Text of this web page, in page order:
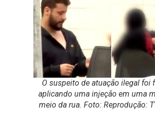
O suspeito de atuação ilegal foi
aplicando uma injeção em uma
meio da rua. Foto: Reprodução: